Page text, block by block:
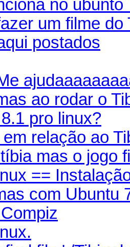
no ubunto
um filme do
postados
ao rodar o
pro linux?
relação ao
mas o jogo
==
com Ubuntu